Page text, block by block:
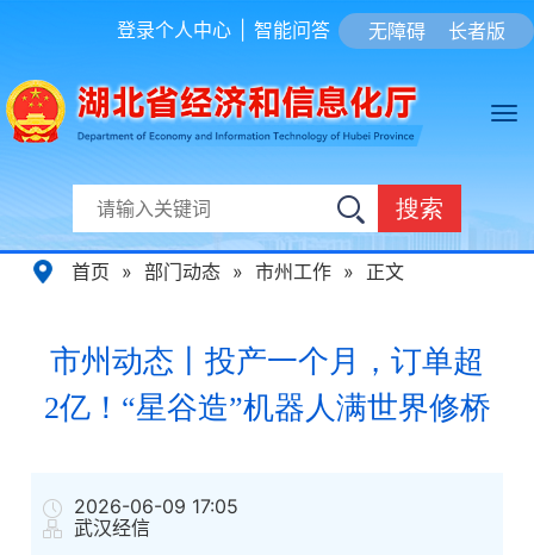
无障碍 长者版
登录个人中心 智能问答
搜索
首页 » 部门动态 » 市州工作 » 正文
市州动态丨投产一个月，订单超
2亿！“星谷造”机器人满世界修桥
2026-06-09 17:05
武汉经信